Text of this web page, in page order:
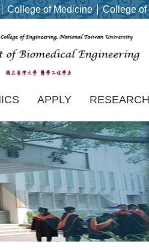
College of Medicine College
APPLY RESEARCH